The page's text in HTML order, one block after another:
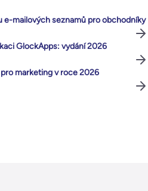
mailových seznamů pro obchodníky
GlockApps: vydání 2026
marketing v roce 2026